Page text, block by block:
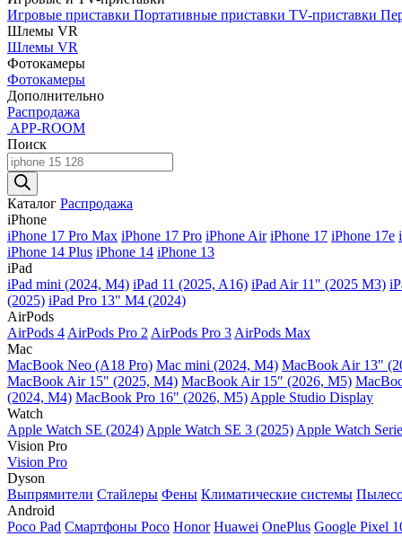
Игровые приставки Портативные приставки TV-приставки
Шлемы VR
Шлемы VR
Фотокамеры
Фотокамеры
Дополнительно
Распродажа
APP-ROOM
Поиск
Поиск
товаров
Каталог Распродажа
iPhone
iPhone 17 Pro Max iPhone 17 Pro iPhone Air iPhone 17 iPhone 17e
iPhone 14 Plus iPhone 14 iPhone 13
iPad
iPad mini (2024, M4) iPad 11 (2025, A16) iPad Air 11" (2025 M3)
(2025) iPad Pro 13" M4 (2024)
AirPods
AirPods 4 AirPods Pro 2 AirPods Pro 3 AirPods Max
Mac
MacBook Neo (A18 Pro) Mac mini (2024, M4) MacBook Air 13"
MacBook Air 15" (2025, M4) MacBook Air 15″ (2026, M5)
(2024, M4) MacBook Pro 16" (2026, M5) Apple Studio Display
Watch
Apple Watch SE (2024) Apple Watch SE 3 (2025) Apple Watch
Vision Pro
Vision Pro
Dyson
Выпрямители Стайлеры Фены Климатические системы
Android
Poco Pad Смартфоны Poco Honor Huawei OnePlus Google Pixel